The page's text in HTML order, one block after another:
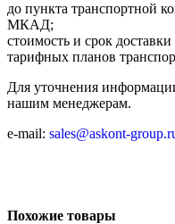
до пункта транспортной
МКАД;
стоимость и срок
тарифных планов
Для уточнения
нашим менеджерам.
e-mail: sales@askont-
Похожие товары